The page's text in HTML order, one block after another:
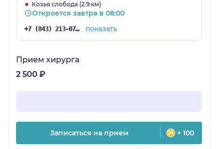
Козья слобода (2.9 км)
Откроется завтра в 08:00
+7 (843) 213-07-40 показать
Прием хирурга
2 500 ₽
Записаться на прием + 100